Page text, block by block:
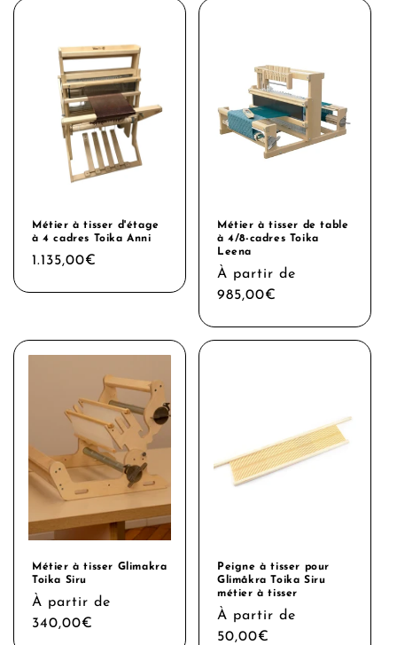
Métier à tisser d'étage
à 4 cadres Toika Anni
Prix
1.135,00€
Métier à tisser de table
à 4/8-cadres Toika
Leena
Prix
habituel
À partir de
985,00€
Métier à tisser Glimakra
Toika Siru
Prix
habituel
À partir de
340,00€
Peigne à tisser pour
Glimåkra Toika Siru
métier à tisser
Prix
habituel
À partir de
50,00€